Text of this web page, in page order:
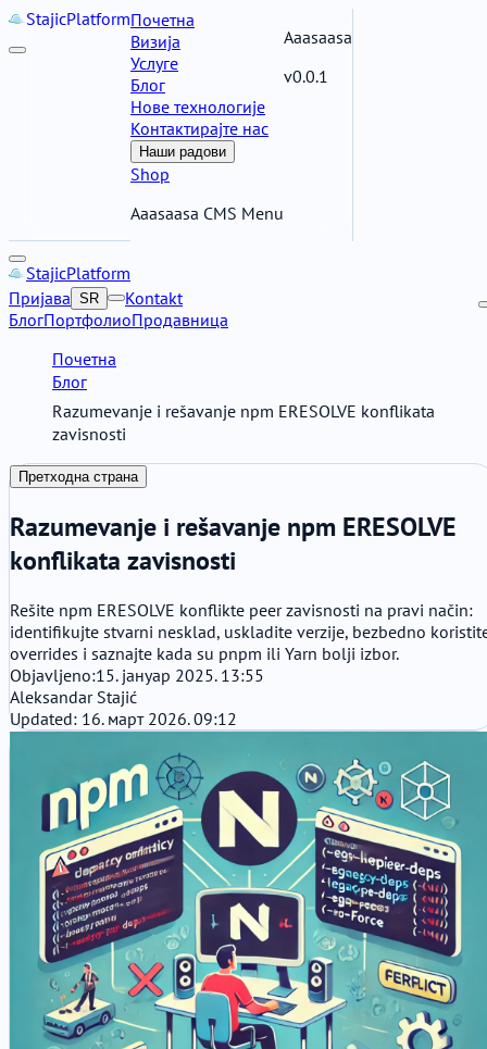
StajicPlatformПочетна
Визија
Услуге
Блог
Нове технологије
Контактирајте нас
Наши радови
Shop
Aaasaasa CMS Menu
Aaasaasa
v0.0.1
StajicPlatform
БлогПортфолиоПродавница
Пријава SR Kontakt
Почетна
Блог
Razumevanje i rešavanje npm ERESOLVE konflikata
zavisnosti
Претходна страна
Razumevanje i rešavanje npm ERESOLVE
konflikata zavisnosti
Rešite npm ERESOLVE konflikte peer zavisnosti na pravi način:
identifikujte stvarni nesklad, uskladite verzije, bezbedno
overrides i saznajte kada su pnpm ili Yarn bolji izbor.
Objavljeno:15. јануар 2025. 13:55
Aleksandar Stajić
Updated: 16. март 2026. 09:12